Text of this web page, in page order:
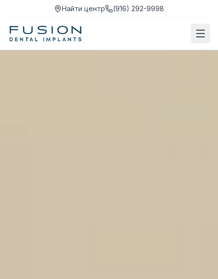
Найти центр (916) 292-9998